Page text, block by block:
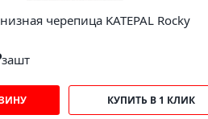
черепица KATEPAL Rocky
зашт
КУПИТЬ В 1 КЛИК